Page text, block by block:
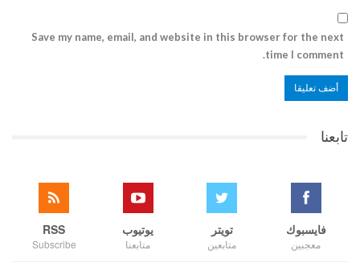
Save my name, email, and website in this browser for the next
time I comment.
تابعنا
فايسبوك
معجبين
تويتر
متابعين
يوتيوب
متابعنا
RSS
Subscribe